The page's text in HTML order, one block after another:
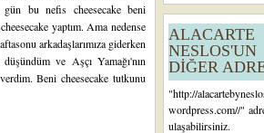
bu nefis cheesecake beni
yaptım. Ama nedense
arkadaşlarımıza giderken
ve Aşçı Yamağı'nın
Beni cheesecake tutkunu
NESLOS'UN
DİĞER
"http://
wordpress.com//"
ulaşabilirsiniz.